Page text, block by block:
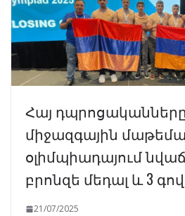
Հայ դպրոցականները
միջազգային
օլիմպիադայում
բրոնզե մեդալ և 3
21/07/2025